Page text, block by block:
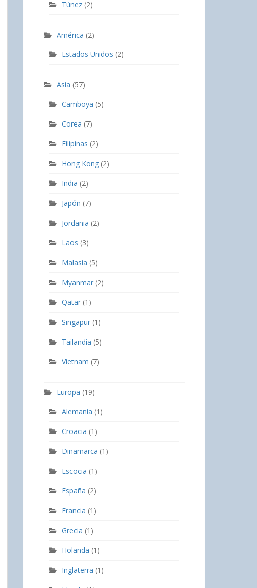
Túnez (2)
América (2)
Estados Unidos (2)
Asia (57)
Camboya (5)
Corea (7)
Filipinas (2)
Hong Kong (2)
India (2)
Japón (7)
Jordania (2)
Laos (3)
Malasia (5)
Myanmar (2)
Qatar (1)
Singapur (1)
Tailandia (5)
Vietnam (7)
Europa (19)
Alemania (1)
Croacia (1)
Dinamarca (1)
Escocia (1)
España (2)
Francia (1)
Grecia (1)
Holanda (1)
Inglaterra (1)